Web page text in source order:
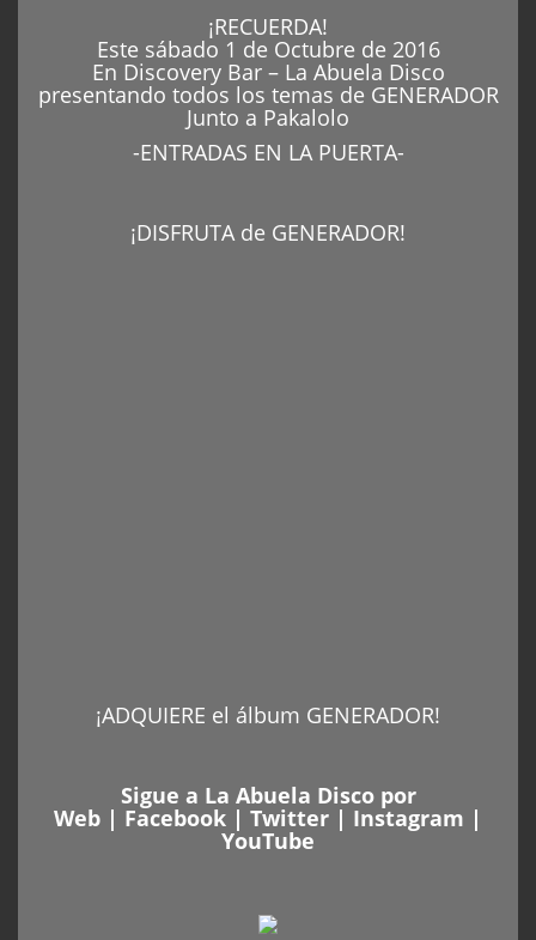
¡RECUERDA!
Este sábado 1 de Octubre de 2016
En Discovery Bar – La Abuela Disco
presentando todos los temas de GENERADOR
Junto a Pakalolo
-ENTRADAS EN LA PUERTA-
¡DISFRUTA de GENERADOR!
¡ADQUIERE el álbum GENERADOR!
Sigue a La Abuela Disco por
Web | Facebook | Twitter | Instagram |
YouTube